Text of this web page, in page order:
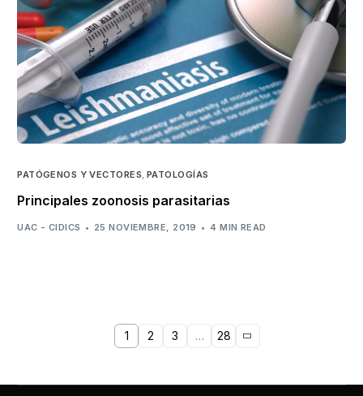
PATÓGENOS Y VECTORES ,PATOLOGÍAS
Principales zoonosis parasitarias
UAC - CIDICS 25 NOVIEMBRE, 2019 4 MIN READ
1 2 3 … 28